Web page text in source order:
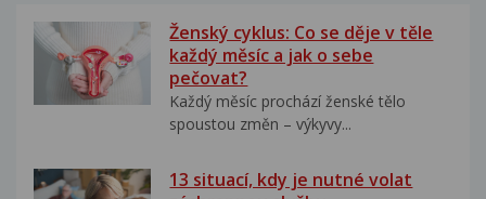
Ženský cyklus: Co se děje v těle
každý měsíc a jak o sebe
pečovat?
Každý měsíc prochází ženské tělo
spoustou změn – výkyvy...
13 situací, kdy je nutné volat